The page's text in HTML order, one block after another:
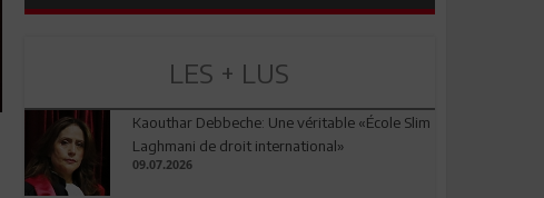
LES + LUS
Kaouthar Debbeche: Une véritable «École Slim
Laghmani de droit international»
09.07.2026